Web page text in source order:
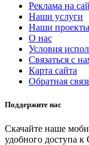
Реклама на
Наши услуги
Наши проекты
О нас
Условия
Связаться с
Карта сайта
Обратная
Поддержите нас
Скачайте наше
удобного доступа к